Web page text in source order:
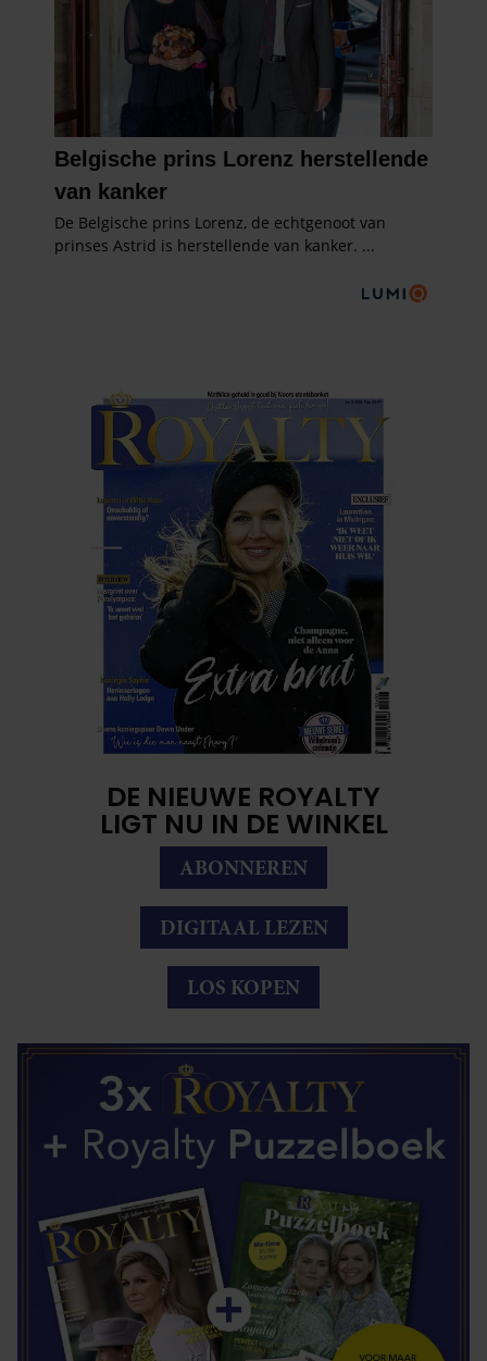
DE NIEUWE ROYALTY
LIGT NU IN DE WINKEL
ABONNEREN
DIGITAAL LEZEN
LOS KOPEN